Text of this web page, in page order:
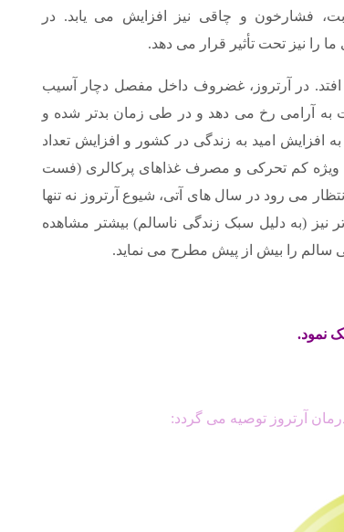
فشارخون و چاقی نیز افزایش می یابد. در
ما را نیز تحت تأثیر قرار می دهد.
افتد. در آرتروز، غضروف داخل مفصل دچار آسیب
به آرامی رخ می دهد و در طی زمان بدتر شده و
امید به زندگی در کشور و افزایش تعداد
ویژه کم تحرکی و مصرف غذاهای پرکالری (فست
می رود در سال های آتی، شیوع آرتروز نه تنها
نیز (به دلیل سبک زندگی ناسالم) بیشتر مشاهده
سالم را بیش از پیش مطرح می نماید.
نمود.